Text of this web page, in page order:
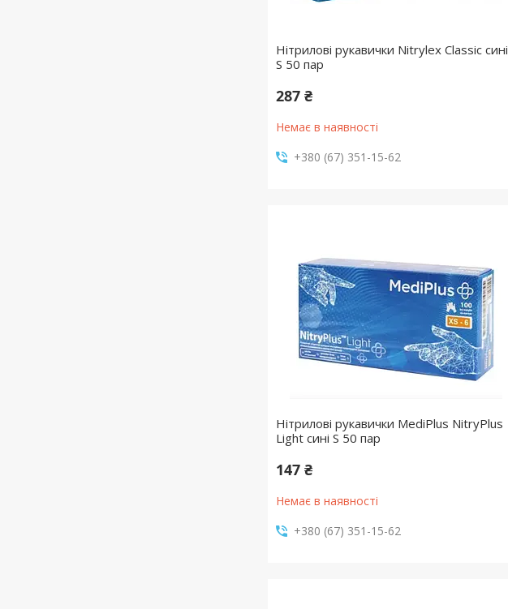
Нітрилові рукавички Nitrylex Classic сині
S 50 пар
287 ₴
Немає в наявності
+380 (67) 351-15-62
Нітрилові рукавички MediPlus NitryPlus
Light сині S 50 пар
147 ₴
Немає в наявності
+380 (67) 351-15-62